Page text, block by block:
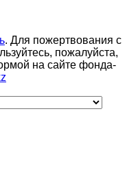
. Для пожертвования с
пожалуйста,
на сайте фонда-